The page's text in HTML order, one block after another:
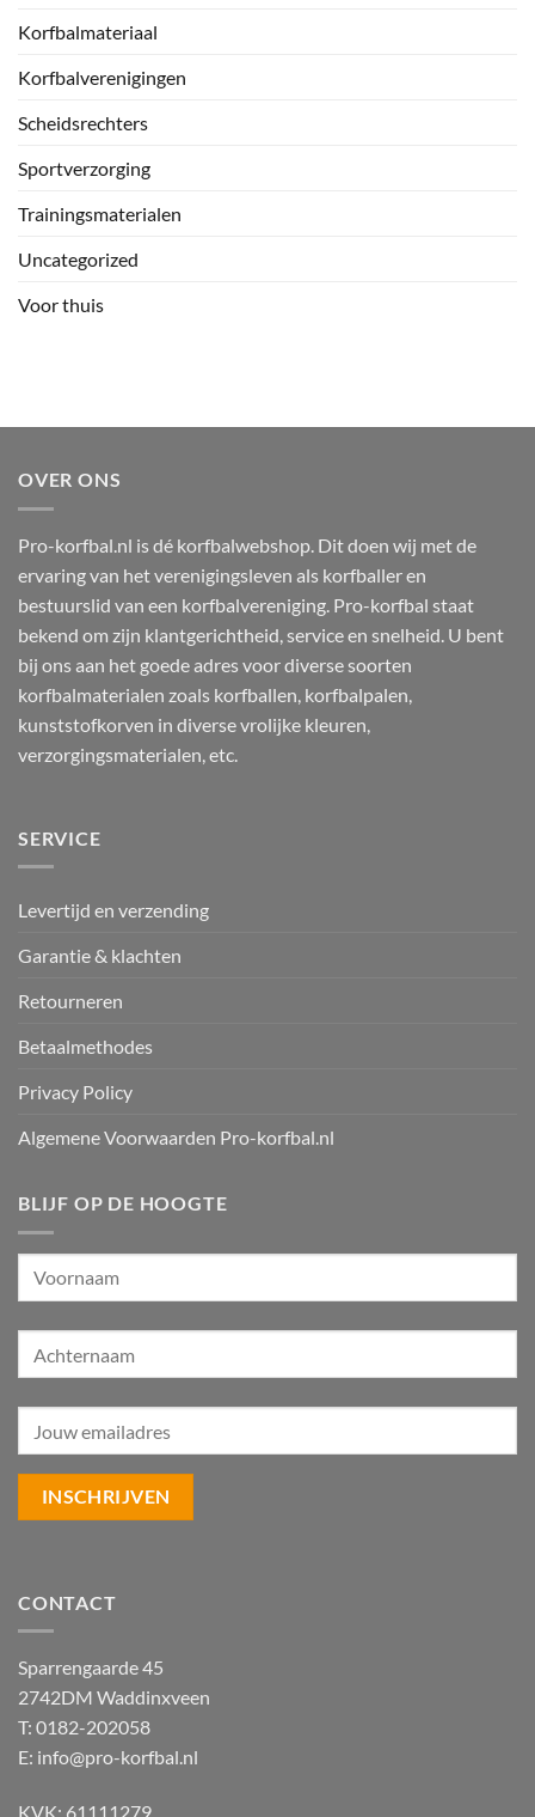
Korfbalmateriaal
Korfbalverenigingen
Scheidsrechters
Sportverzorging
Trainingsmaterialen
Uncategorized
Voor thuis
OVER ONS
Pro-korfbal.nl is dé korfbalwebshop. Dit doen wij met de
ervaring van het verenigingsleven als korfballer en
bestuurslid van een korfbalvereniging. Pro-korfbal staat
bekend om zijn klantgerichtheid, service en snelheid. U bent
bij ons aan het goede adres voor diverse soorten
korfbalmaterialen zoals korfballen, korfbalpalen,
kunststofkorven in diverse vrolijke kleuren,
verzorgingsmaterialen, etc.
SERVICE
Levertijd en verzending
Garantie & klachten
Retourneren
Betaalmethodes
Privacy Policy
Algemene Voorwaarden Pro-korfbal.nl
BLIJF OP DE HOOGTE
CONTACT
Sparrengaarde 45
2742DM Waddinxveen
T: 0182-202058
E: info@pro-korfbal.nl
KVK: 61111279